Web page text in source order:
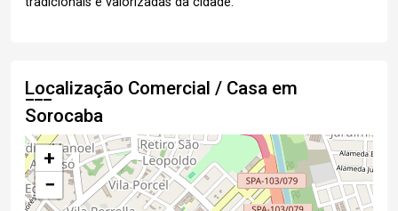
Localização Comercial / Casa em
Sorocaba
+
−